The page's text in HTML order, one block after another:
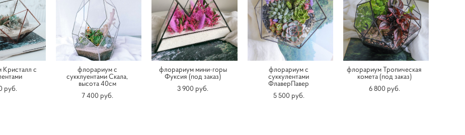
с
pуб.
флорариум с
сукклуентами Скала,
высота 40см
7 400 pуб.
флорариум мини-горы
Фуксия (под заказ)
3 900 pуб.
флорариум c
суккулентами
ФлаверПавер
5 500 pуб.
флорариум Тропическая
комета (под заказ)
6 800 pуб.